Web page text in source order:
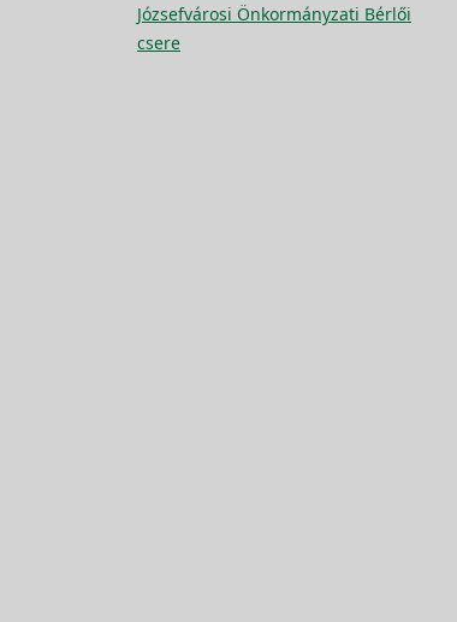
Józsefvárosi Önkormányzati Bérlői
csere